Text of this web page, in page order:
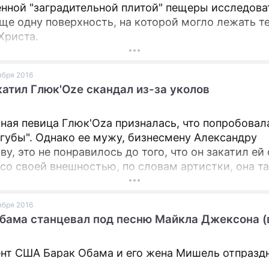
"заградительной плитой" пещеры
одну поверхность, на которой могло лежать
2016
Глюк'Ozе скандал из-за уколов
певица Глюк'Oza призналась, что
Однако ее мужу, бизнесмену Александру
это не понравилось до того, что он закатил ей
своей внешностью, по словам артистки, она
2016
станцевал под песню Майкла Джексона
США Барак Обама и его жена Мишель